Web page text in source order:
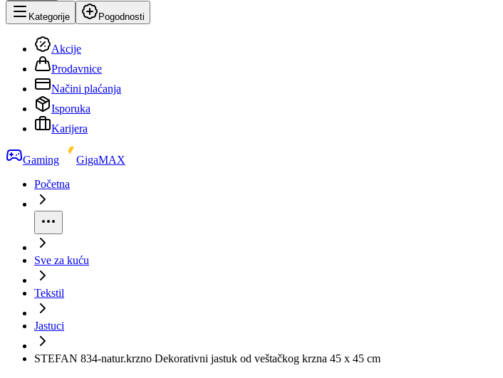
Kategorije Pogodnosti
Akcije
Prodavnice
Načini plaćanja
Isporuka
Karijera
Gaming
GigaMAX
Početna
Sve za kuću
Tekstil
Jastuci
STEFAN 834-natur.krzno Dekorativni jastuk od veštačkog krzna 45 x 45 cm